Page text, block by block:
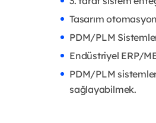
Tasarım
PDM/PLM
Endüstriyel ERP/
PDM/PLM
sağlayabilmek.